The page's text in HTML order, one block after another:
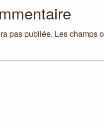
pas publiée. Les champs